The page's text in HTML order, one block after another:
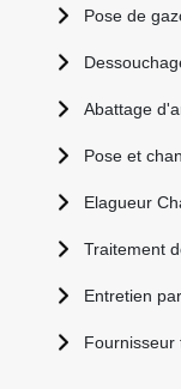
Pose de
Abattage
Pose et
Elagueur
Traitement
Entretien
Fournisseur